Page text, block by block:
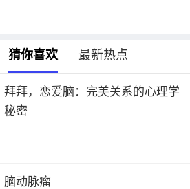
猜你喜欢 最新热点
拜拜，恋爱脑：完美关系的心理学
秘密
脑动脉瘤